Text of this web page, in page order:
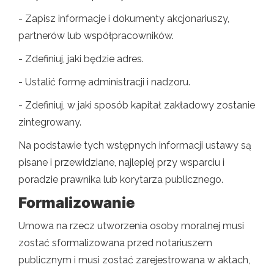
- Zapisz informacje i dokumenty akcjonariuszy,
partnerów lub współpracowników.
- Zdefiniuj, jaki będzie adres.
- Ustalić formę administracji i nadzoru.
- Zdefiniuj, w jaki sposób kapitał zakładowy zostanie
zintegrowany.
Na podstawie tych wstępnych informacji ustawy są
pisane i przewidziane, najlepiej przy wsparciu i
poradzie prawnika lub korytarza publicznego.
Formalizowanie
Umowa na rzecz utworzenia osoby moralnej musi
zostać sformalizowana przed notariuszem
publicznym i musi zostać zarejestrowana w aktach,